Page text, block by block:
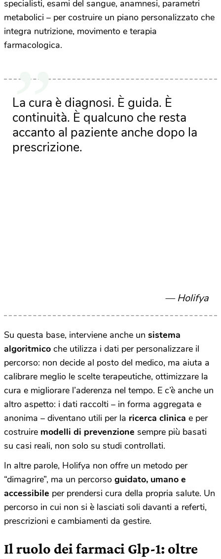
specialisti, esami del sangue, anamnesi, parametri
metabolici – per costruire un piano personalizzato che
integra nutrizione, movimento e terapia
farmacologica.
La cura è diagnosi. È guida. È
continuità. È qualcuno che resta
accanto al paziente anche dopo la
prescrizione.
Holifya
Su questa base, interviene anche un sistema
algoritmico che utilizza i dati per personalizzare il
percorso: non decide al posto del medico, ma aiuta a
calibrare meglio le scelte terapeutiche, ottimizzare la
cura e migliorare l’aderenza nel tempo. E c’è anche un
altro aspetto: i dati raccolti – in forma aggregata e
anonima – diventano utili per la ricerca clinica e per
costruire modelli di prevenzione sempre più basati
su casi reali, non solo su studi controllati.
In altre parole, Holifya non offre un metodo per
“dimagrire”, ma un percorso guidato, umano e
accessibile per prendersi cura della propria salute. Un
percorso in cui non si è lasciati soli davanti a referti,
prescrizioni e cambiamenti da gestire.
Il ruolo dei farmaci Glp-1: oltre